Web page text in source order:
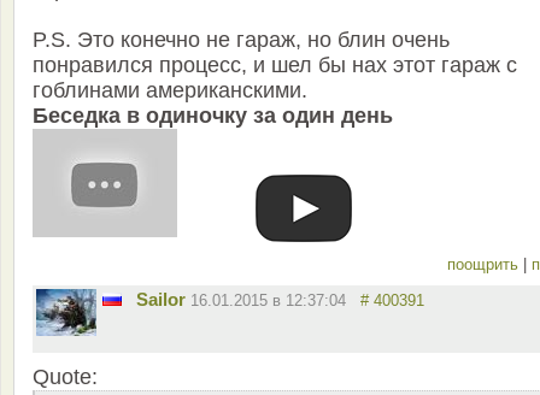
P.S. Это конечно не гараж, но блин очень
понравился процесс, и шел бы нах этот гараж с
гоблинами американскими.
Беседка в одиночку за один день
поощрить |
Sailor 16.01.2015 в 12:37:04 # 400391
Quote: